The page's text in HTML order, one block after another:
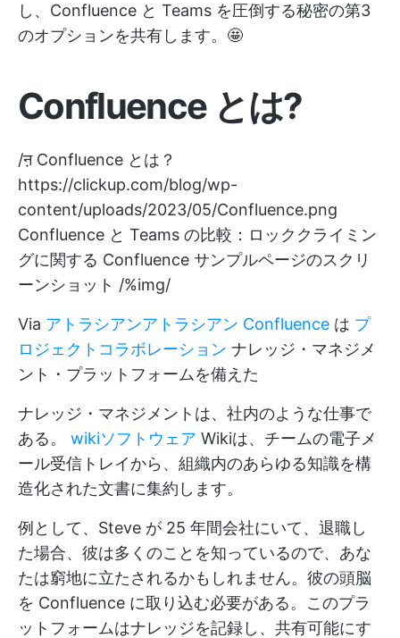
し、Confluence と Teams を圧倒する秘密の第3
のオプションを共有します。🤩
Confluence とは?
/ऩ Confluence とは？
https://clickup.com/blog/wp-
content/uploads/2023/05/Confluence.png
Confluence と Teams の比較：ロッククライミン
グに関する Confluence サンプルページのスクリ
ーンショット /%img/
Via アトラシアンアトラシアン Confluence は プ
ロジェクトコラボレーション ナレッジ・マネジメ
ント・プラットフォームを備えた
ナレッジ・マネジメントは、社内のような仕事で
ある。 wikiソフトウェア Wikiは、チームの電子メ
ール受信トレイから、組織内のあらゆる知識を構
造化された文書に集約します。
例として、Steve が 25 年間会社にいて、退職し
た場合、彼は多くのことを知っているので、あな
たは窮地に立たされるかもしれません。彼の頭脳
を Confluence に取り込む必要がある。このプラ
ットフォームはナレッジを記録し、共有可能にす